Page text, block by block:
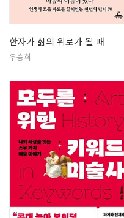
한자가 삶의 위로가 될 때
우승희